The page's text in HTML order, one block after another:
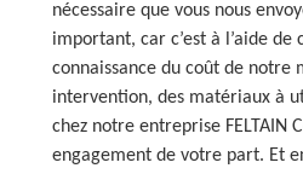
nécessaire que vous nous
important, car c’est à l’aide
connaissance du coût de
intervention, des matériaux à
chez notre entreprise FELTAIN
engagement de votre part. Et